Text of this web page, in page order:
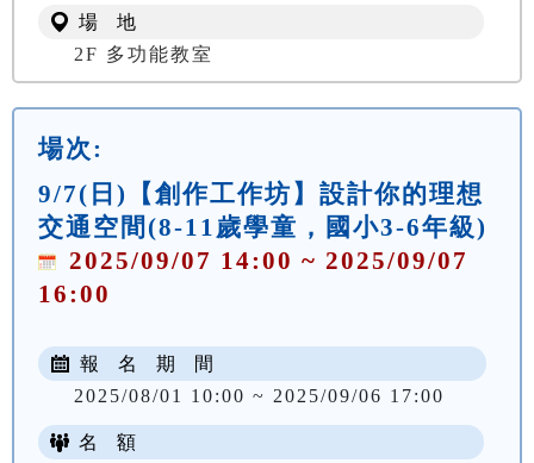
場 地
2F 多功能教室
場次:
9/7(日)【創作工作坊】設計你的理想
交通空間(8-11歲學童，國小3-6年級)
2025/09/07 14:00 ~ 2025/09/07
16:00
報 名 期 間
2025/08/01 10:00 ~ 2025/09/06 17:00
名 額